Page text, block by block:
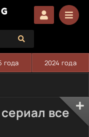
года 2024 года
все